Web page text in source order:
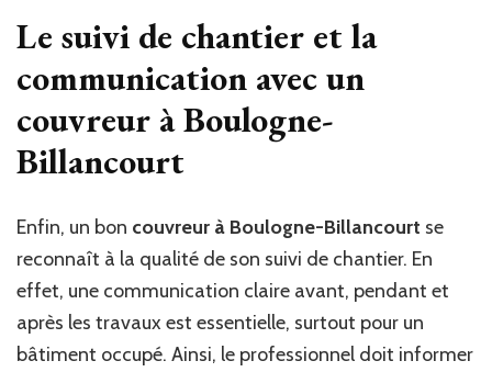
Le suivi de chantier et la
communication avec un
couvreur à Boulogne-
Billancourt
Enfin, un bon couvreur à Boulogne-Billancourt se
reconnaît à la qualité de son suivi de chantier. En
effet, une communication claire avant, pendant et
après les travaux est essentielle, surtout pour un
bâtiment occupé. Ainsi, le professionnel doit informer